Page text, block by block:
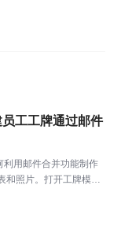
工工牌通过邮件
利用邮件合并功能制作
和照片。打开工牌模